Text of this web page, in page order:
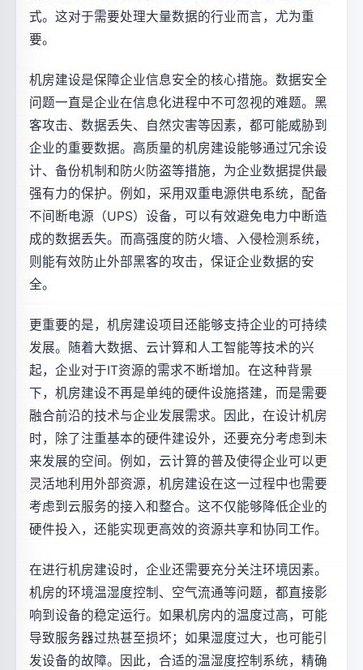
式。这对于需要处理大量数据的行业而言，尤为重
要。
机房建设是保障企业信息安全的核心措施。数据安全
问题一直是企业在信息化进程中不可忽视的难题。黑
客攻击、数据丢失、自然灾害等因素，都可能威胁到
企业的重要数据。高质量的机房建设能够通过冗余设
计、备份机制和防火防盗等措施，为企业数据提供最
强有力的保护。例如，采用双重电源供电系统，配备
不间断电源（UPS）设备，可以有效避免电力中断造
成的数据丢失。而高强度的防火墙、入侵检测系统，
则能有效防止外部黑客的攻击，保证企业数据的安
全。
更重要的是，机房建设项目还能够支持企业的可持续
发展。随着大数据、云计算和人工智能等技术的兴
起，企业对于IT资源的需求不断增加。在这种背景
下，机房建设不再是单纯的硬件设施搭建，而是需要
融合前沿的技术与企业发展需求。因此，在设计机房
时，除了注重基本的硬件建设外，还要充分考虑到未
来发展的空间。例如，云计算的普及使得企业可以更
灵活地利用外部资源，机房建设在这一过程中也需要
考虑到云服务的接入和整合。这不仅能够降低企业的
硬件投入，还能实现更高效的资源共享和协同工作。
在进行机房建设时，企业还需要充分关注环境因素。
机房的环境温湿度控制、空气流通等问题，都直接影
响到设备的稳定运行。如果机房内的温度过高，可能
导致服务器过热甚至损坏；如果湿度过大，也可能引
发设备的故障。因此，合适的温湿度控制系统，精确